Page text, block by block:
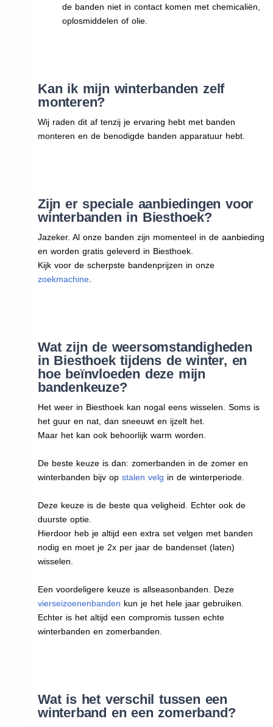
de banden niet in contact komen met chemicaliën,
oplosmiddelen of olie.
Kan ik mijn winterbanden zelf
monteren?
Wij raden dit af tenzij je ervaring hebt met banden
monteren en de benodigde banden apparatuur hebt.
Zijn er speciale aanbiedingen voor
winterbanden in Biesthoek?
Jazeker. Al onze banden zijn momenteel in de aanbieding
en worden gratis geleverd in Biesthoek.
Kijk voor de scherpste bandenprijzen in onze
zoekmachine.
Wat zijn de weersomstandigheden
in Biesthoek tijdens de winter, en
hoe beïnvloeden deze mijn
bandenkeuze?
Het weer in Biesthoek kan nogal eens wisselen. Soms is
het guur en nat, dan sneeuwt en ijzelt het.
Maar het kan ook behoorlijk warm worden.
De beste keuze is dan: zomerbanden in de zomer en
winterbanden bijv op stalen velg in de winterperiode.
Deze keuze is de beste qua veligheid. Echter ook de
duurste optie.
Hierdoor heb je altijd een extra set velgen met banden
nodig en moet je 2x per jaar de bandenset (laten)
wisselen.
Een voordeligere keuze is allseasonbanden. Deze
vierseizoenenbanden kun je het hele jaar gebruiken.
Echter is het altijd een compromis tussen echte
winterbanden en zomerbanden.
Wat is het verschil tussen een
winterband en een zomerband?